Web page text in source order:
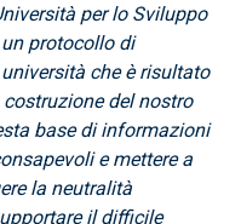
per lo Sviluppo
protocollo di
che è risultato
costruzione del nostro
base di informazioni
e mettere a
la neutralità
il difficile